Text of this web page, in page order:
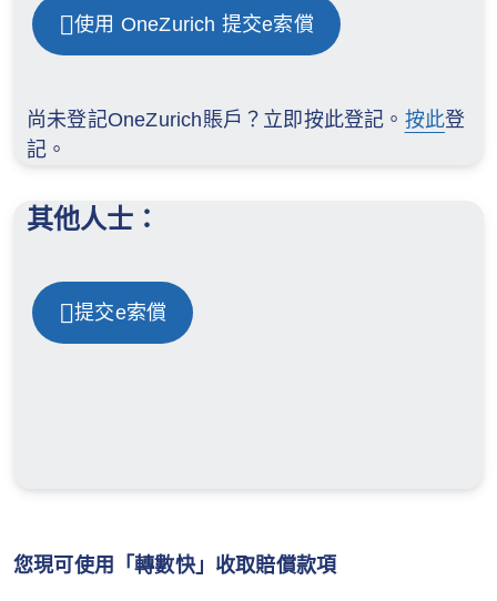
使用 OneZurich 提交e索償
尚未登記OneZurich賬戶？立即按此登記。 按此登
記。
其他人士：
提交e索償
您現可使用「轉數快」收取賠償款項